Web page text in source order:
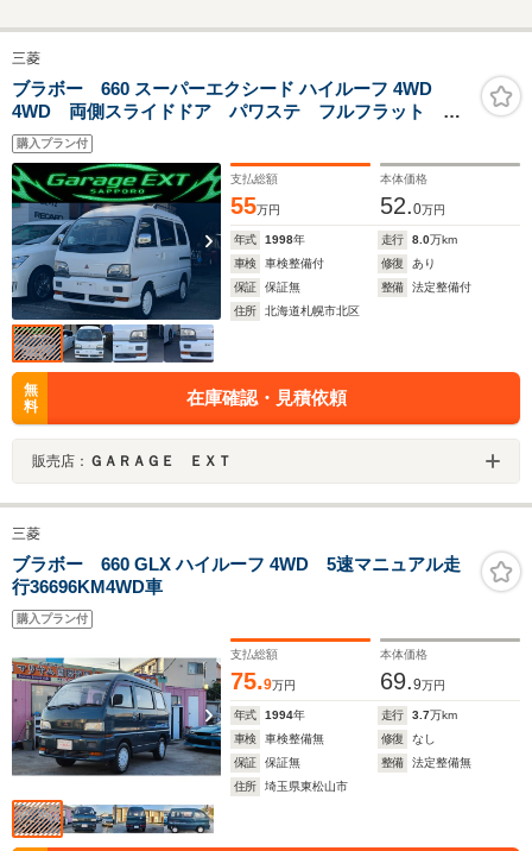
ビ Bカメ 衝突軽
減 追従走行
BSM コーナーセン
サー パドルシフト
ETC2.0 パドルシフ
ト パワーシート
ルーズ 禁煙車 ドラ
ー スマートキー
LEDヘッド
ビーム
ール 社外 12
レスエントリ
ーステアリン
三菱
ブラボー 660 スーパーエクシード ハイルーフ 4WD
4WD 両側スライドドア パワステ フルフラット ル
ーフレール A/C パワーウィンドウ
購入プラン付
支払総額
55万円
本体価格
52.0万円
年式 1998年 走行 8.0万km
車検
車検整備付 修復
あり
保証
保証無 整備
法定整備付
住所
北海道札幌市北区
無
料
在庫確認・見積依頼
販売店： ＧＡＲＡＧＥ ＥＸＴ
三菱
ブラボー 660 GLX ハイルーフ 4WD 5速マニュアル走
行36696KM4WD車
購入プラン付
支払総額
75.9万円
本体価格
69.9万円
年式 1994年 走行 3.7万km
車検
車検整備無 修復
なし
保証
保証無 整備
法定整備無
住所
埼玉県東松山市